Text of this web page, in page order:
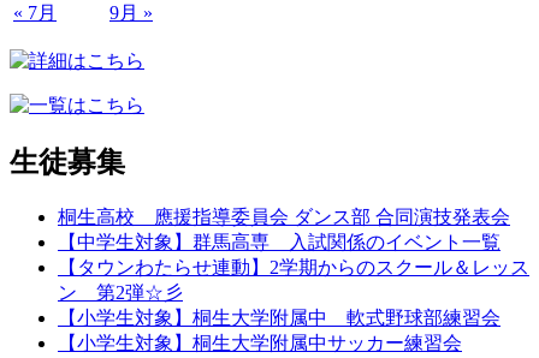
« 7月
9月 »
生徒募集
桐生高校 應援指導委員会 ダンス部 合同演技発表会
【中学生対象】群馬高専 入試関係のイベント一覧
【タウンわたらせ連動】2学期からのスクール＆レッス
ン 第2弾☆彡
【小学生対象】桐生大学附属中 軟式野球部練習会
【小学生対象】桐生大学附属中サッカー練習会